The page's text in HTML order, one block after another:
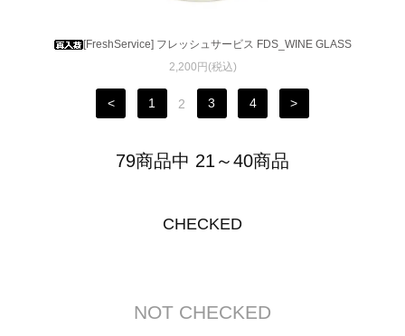
[FreshService] フレッシュサービス FDS_WINE GLASS
2,200円(税込)
< 1 2 3 4 >
79商品中 21～40商品
CHECKED
NOT CHECKED